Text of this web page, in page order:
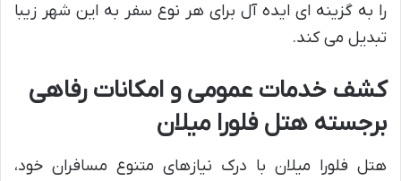
را به گزینه ای ایده آل برای هر نوع سفر به این شهر زیبا
تبدیل می کند.
کشف خدمات عمومی و امکانات رفاهی
برجسته هتل فلورا میلان
هتل فلورا میلان با درک نیازهای متنوع مسافران خود،